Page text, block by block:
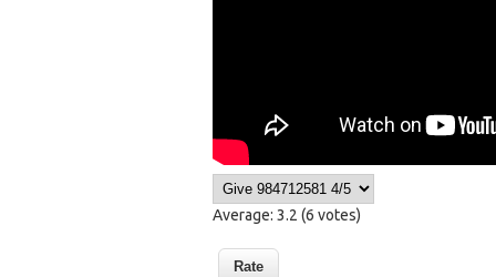
Average: 3.2 (6 votes)